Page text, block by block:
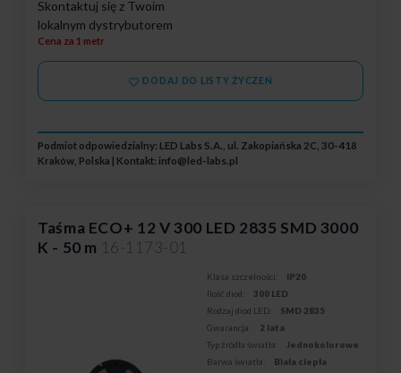
Skontaktuj się z Twoim
lokalnym dystrybutorem
Cena za 1 metr
DODAJ DO LISTY ŻYCZEŃ
Podmiot odpowiedzialny: LED Labs S.A., ul. Zakopiańska 2C, 30-418
Kraków, Polska | Kontakt: info@led-labs.pl
Taśma ECO+ 12 V 300 LED 2835 SMD 3000
K - 50 m 16-1173-01
Klasa szczelności:
IP20
Ilość diod:
300 LED
Rodzaj diod LED:
SMD 2835
Gwarancja:
2 lata
Typ źródła światła:
Jednokolorowe
Barwa światła:
Biała ciepła